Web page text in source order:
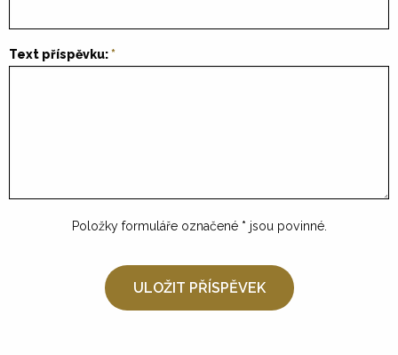
Text příspěvku:
Položky formuláře označené * jsou povinné.